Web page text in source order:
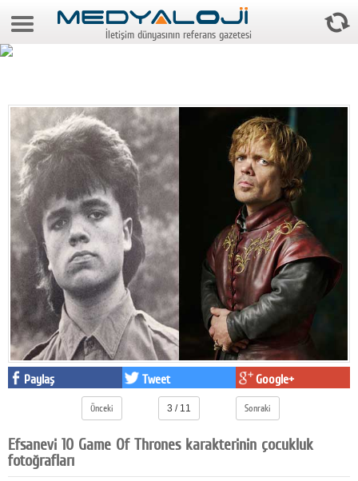
7 Ağustos 2026 18:15:12
Video Galeri
Gazeteler
Medya
Reyting-tiraj
Teknoloji
Televizyon
Dünya
Pr
Facebook
Karikatür
Youtube
İletişim dünyasının referans gazetesi
Paylaş Tweet Google+
Önceki 3 / 11 Sonraki
Efsanevi 10 Game Of Thrones karakterinin çocukluk
fotoğrafları